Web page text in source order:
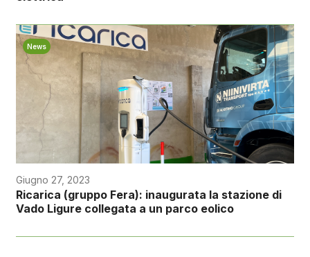
News
Giugno 27, 2023
Ricarica (gruppo Fera): inaugurata la stazione di
Vado Ligure collegata a un parco eolico